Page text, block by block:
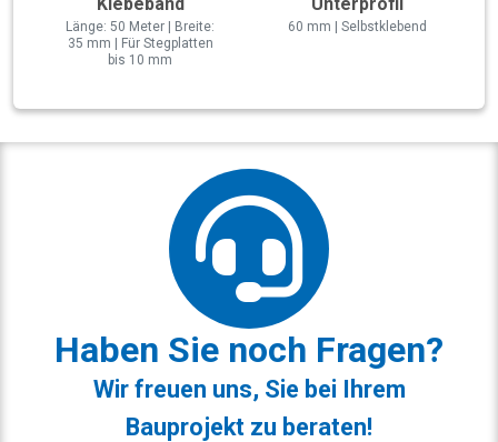
Länge: 50 Meter | Breite:
35 mm | Für Stegplatten
bis 10 mm
60 mm | Selbstklebend
Haben Sie noch Fragen?
Wir freuen uns, Sie bei Ihrem
Bauprojekt zu beraten!